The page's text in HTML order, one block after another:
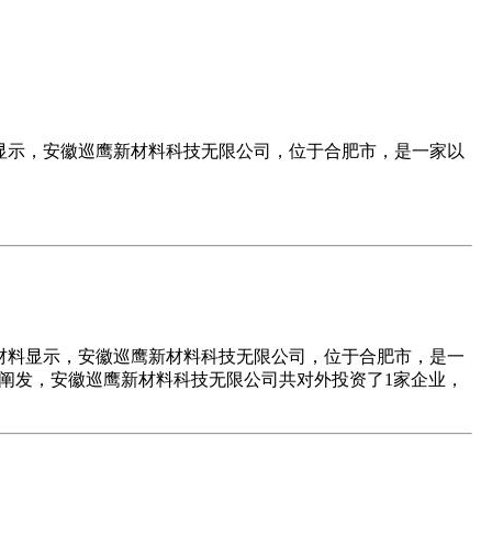
，安徽巡鹰新材料科技无限公司，位于合肥市，是一家以
显示，安徽巡鹰新材料科技无限公司，位于合肥市，是一
，安徽巡鹰新材料科技无限公司共对外投资了1家企业，